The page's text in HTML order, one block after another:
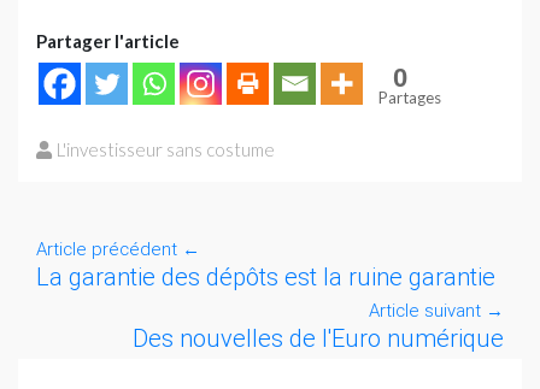
Partager l'article
0
Partages
L'investisseur sans costume
Article précédent ←
La garantie des dépôts est la ruine garantie
Article suivant →
Des nouvelles de l'Euro numérique